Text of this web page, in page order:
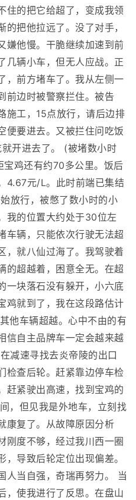
住的把它给超了，变成我领
把他拉远了。没了对手，
嫌他慢。干脆继续加速到前
几辆小车，但无人应战。正
，前方堵车了。我从左侧一
前边时被警察拦住。被告
施工，15点放行，请后边排
便要进去。又被拦住问吃饭
开进去了。 (被堵数小时
鸡还有约70多公里。饭后
4.67元/L。此时前端已集结
放行，被憋了数小时的小
我的位置大约处于30位左
车辆，只能依次行驶无法超
，就八仙过海了。我驾驶着
的超越着，困意全无。在超
一块落石没有躲开，小六底
鸡就到了，我在这段路估计
他车辆超越。心中不由的有
信自主品牌车一定会越来越
减速寻找去炎帝陵的出口
检查后轮。赶紧靠边停车检
赶紧驶出高速，找到宝鸡的
，但见我是外地车，立刻找
康复了。从故障原因分析
刚度不够，经过我川西一圈
导致后轮定位出现偏差。
人当自强，奇瑞再努力。 当
，使我进行了反思。在盘山